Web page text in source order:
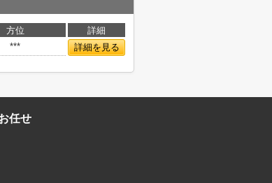
方位
詳細
*** 詳細を見る
任せ